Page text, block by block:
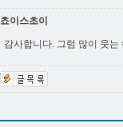
쵸이스초이
감사합니다. 그럼 많이 웃는